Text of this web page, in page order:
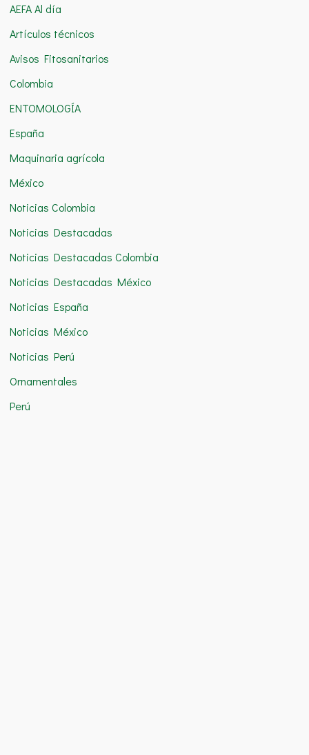
a
r
p
o
r
:
AEFA Al día
Artículos técnicos
Avisos Fitosanitarios
Colombia
ENTOMOLOGÍA
España
Maquinaria agrícola
México
Noticias Colombia
Noticias Destacadas
Noticias Destacadas Colombia
Noticias Destacadas México
Noticias España
Noticias México
Noticias Perú
Ornamentales
Perú